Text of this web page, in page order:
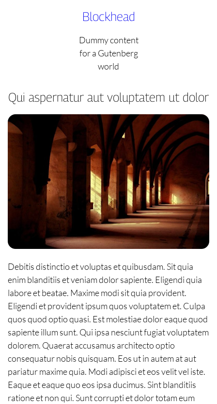
Blockhead
Dummy content
for a Gutenberg
world
Qui aspernatur aut voluptatem ut dolor
Debitis distinctio et voluptas et quibusdam. Sit quia
enim blanditiis et veniam dolor sapiente. Eligendi quia
labore et beatae. Maxime modi sit quia provident.
Eligendi et provident ipsum quos voluptatem et. Culpa
quos quod optio quasi. Est molestiae dolor eaque quod
sapiente illum sunt. Qui ipsa nesciunt fugiat voluptatem
dolorem. Quaerat accusamus architecto optio
consequatur nobis quisquam. Eos ut in autem at aut
pariatur maxime quia. Modi adipisci et eos velit vel iste.
Eaque et eaque quo eos ipsa ducimus. Sint blanditiis
ratione et non qui. Sunt corrupti et dolor totam eum